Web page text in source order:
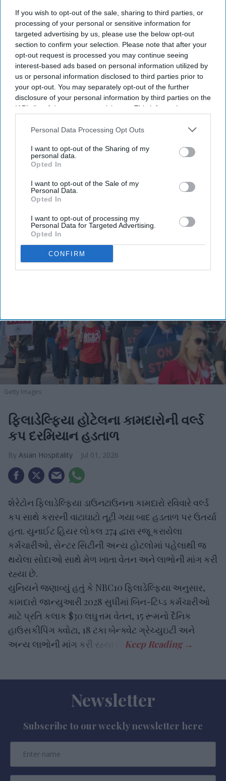
If you wish to opt-out of the sale, sharing to third parties, or
processing of your personal or sensitive information for
targeted advertising by us, please use the below opt-out
section to confirm your selection. Please note that after your
opt-out request is processed you may continue seeing
interest-based ads based on personal information utilized by
us or personal information disclosed to third parties prior to
your opt-out. You may separately opt-out of the further
disclosure of your personal information by third parties on the
IAB’s list of downstream participants. This information may
Downstream Participantsthat may further disclose it to other
Personal Data Processing Opt Outs
I want to opt-out of the Sharing of my
personal data.
Opted In
I want to opt-out of the Sale of my
Personal Data.
Opted In
I want to opt-out of processing my
Personal Data for Targeted Advertising.
Opted In
CONFIRM
તસ્કરી જાગૃતિ તાલીમની જરૂર છે તેવો નવો કાયદો ઘડ્યો.
AAHOA અને પેન્સિલવેનિયા રેસ્ટોરન્ટ અને લોજિંગ
એસોસિએશને કાયદાનું સ્વાગત કરતાં જણાવ્યું હતું કે તે
હોસ્પિટાલિટી કામદારોને અપાતી તાલીમ શંકાસ્પદ તસ્કરીને
ઓળખવામાં અને જાણ કરવામાં મદદ કરે છે.
ગવર્નર જોશ શાપિરોએ પ્રતિનિધિ રેપ. રેજિના યંગ દ્વારા
પ્રાયોજિત હાઉસ બિલ 1286 પર હસ્તાક્ષર કર્યા, જે
હોટલ, મોટેલ, ટૂંકા ગાળાના ભાડા, બુકિંગ પ્લેટફોર્મ અને
ચોક્કસ કરાર આધારિત કામદારો સુધી તેનો વ્યાપ વિસ્તારે છે.
કાયદા મુજબ મહેમાન સંપર્ક અથવા રૂમ ઍક્સેસ ધરાવતા
જ્યારે ટૂંકા ગાળાના ભાડા સંચાલકોએ પણ તાલીમ પૂર્ણ કરવી
આવશ્યક છે અને બુકિંગ પ્લેટફોર્મે કાયદા પાલનની
ચકાસણી કરવી આવશ્યક છે.
Getty Images
ફિલાડેલ્ફિયા હોટેલના કામદારોની વર્લ્ડ
કપ દરમિયાન હડતાળ
Asian Hospitality Jul 01, 2026
શેરેટોન ફિલાડેલ્ફિયા ડાઉનટાઉનના કામદારો રવિવારે વર્લ્ડ
કપ સાથે કરારની વાટાઘાટો તૂટી ગયા બાદ હડતાળ પર ઉતર્યા
હતા. યુનાઈટ હિયર લોકલ 274 દ્વારા રજૂ કરાયેલા
કર્મચારીઓ, સેન્ટર સિટીની અન્ય હોટલોમાં પહેલાથી જ
થયેલા સોદાઓ સાથે મેળ ખાતા વેતન અને લાભોની માંગ કરી
રહ્યા છે.
યુનિયને જણાવ્યું હતું કે NBC10 ફિલાડેલ્ફિયા અનુસાર,
કામદારો જાન્યુઆરી 2028 સુધીમાં બિન-ટિપ્ડ કર્મચારીઓ
માટે પ્રતિ કલાક $30 લઘુત્તમ વેતન, 15 રૂમનો દૈનિક
હાઉસકીપિંગ ક્વોટા, 18 ટકા બેન્ક્વેટ ગ્રેચ્યુઇટી અને
અન્ય લાભોની માંગ કરી રહ્યા છે.
Newsletter
Subscribe to our weekly newsletter here